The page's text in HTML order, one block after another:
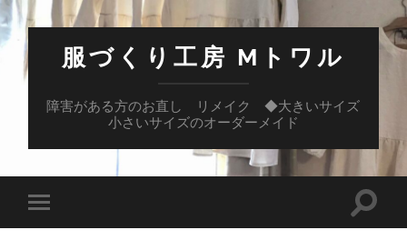
服づくり工房 Mトワル
障害がある方のお直し リメイク ◆大きいサイズ
小さいサイズのオーダーメイド
モ
バ
検